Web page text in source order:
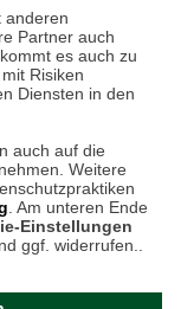
anderen
Partner auch
es auch zu
Risiken
Diensten in den
auch auf die
Weitere
. Am unteren Ende
Einstellungen
ggf. widerrufen..
Schutzgesetz
Online-Shop